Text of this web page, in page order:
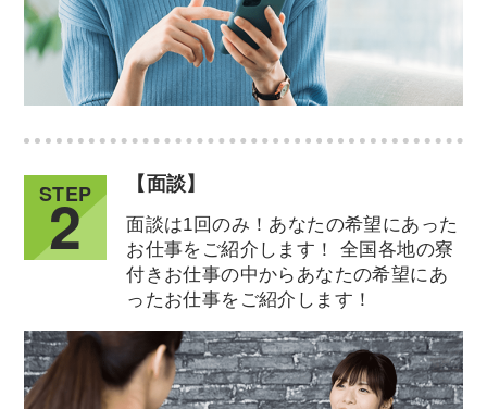
STEP
2 【面談】
面談は1回のみ！あなたの希望にあった
お仕事をご紹介します！ 全国各地の寮
付きお仕事の中からあなたの希望にあ
ったお仕事をご紹介します！